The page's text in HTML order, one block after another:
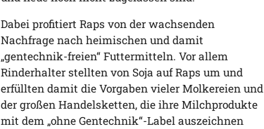
Dabei profitiert Raps von der wachsenden
Nachfrage nach heimischen und damit
„gentechnik-freien“ Futtermitteln. Vor allem
Rinderhalter stellten von Soja auf Raps um und
erfüllten damit die Vorgaben vieler Molkereien und
der großen Handelsketten, die ihre Milchprodukte
mit dem „ohne Gentechnik“-Label auszeichnen